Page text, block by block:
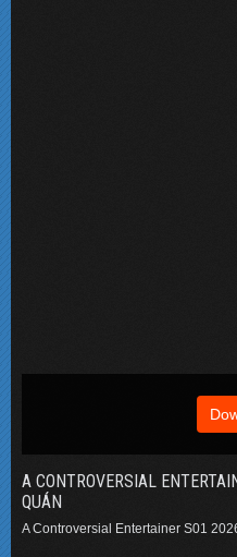
A CONTROVERSIAL
QUÁN
A Controversial Entertainer S01